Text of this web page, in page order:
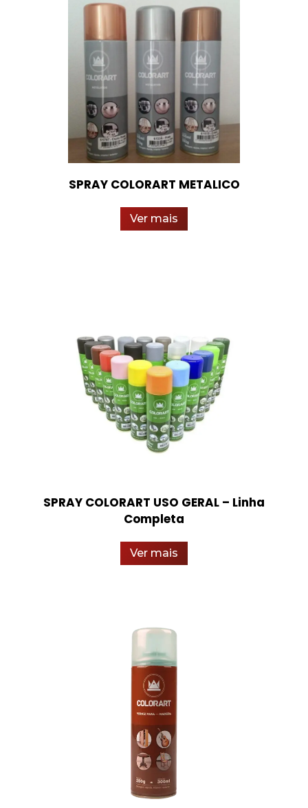
SPRAY COLORART METALICO
Ver mais
SPRAY COLORART USO GERAL – Linha
Completa
Ver mais